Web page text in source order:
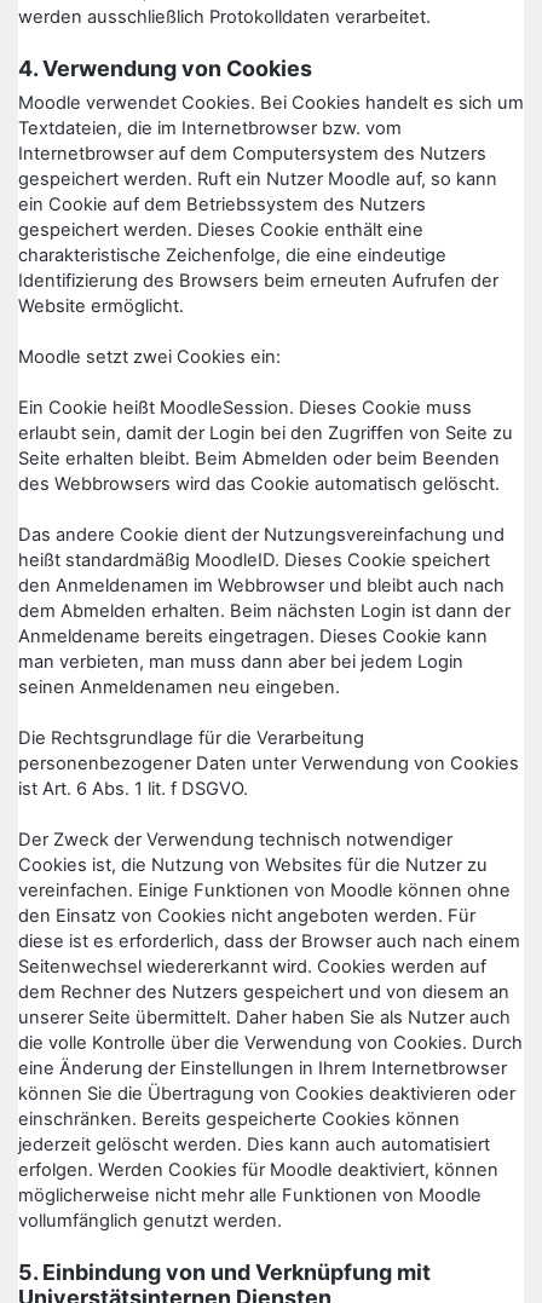
werden ausschließlich Protokolldaten verarbeitet.
4. Verwendung von Cookies
Moodle verwendet Cookies. Bei Cookies handelt es sich um
Textdateien, die im Internetbrowser bzw. vom
Internetbrowser auf dem Computersystem des Nutzers
gespeichert werden. Ruft ein Nutzer Moodle auf, so kann
ein Cookie auf dem Betriebssystem des Nutzers
gespeichert werden. Dieses Cookie enthält eine
charakteristische Zeichenfolge, die eine eindeutige
Identifizierung des Browsers beim erneuten Aufrufen der
Website ermöglicht.
Moodle setzt zwei Cookies ein:
Ein Cookie heißt MoodleSession. Dieses Cookie muss
erlaubt sein, damit der Login bei den Zugriffen von Seite zu
Seite erhalten bleibt. Beim Abmelden oder beim Beenden
des Webbrowsers wird das Cookie automatisch gelöscht.
Das andere Cookie dient der Nutzungsvereinfachung und
heißt standardmäßig MoodleID. Dieses Cookie speichert
den Anmeldenamen im Webbrowser und bleibt auch nach
dem Abmelden erhalten. Beim nächsten Login ist dann der
Anmeldename bereits eingetragen. Dieses Cookie kann
man verbieten, man muss dann aber bei jedem Login
seinen Anmeldenamen neu eingeben.
Die Rechtsgrundlage für die Verarbeitung
personenbezogener Daten unter Verwendung von Cookies
ist Art. 6 Abs. 1 lit. f DSGVO.
Der Zweck der Verwendung technisch notwendiger
Cookies ist, die Nutzung von Websites für die Nutzer zu
vereinfachen. Einige Funktionen von Moodle können ohne
den Einsatz von Cookies nicht angeboten werden. Für
diese ist es erforderlich, dass der Browser auch nach einem
Seitenwechsel wiedererkannt wird. Cookies werden auf
dem Rechner des Nutzers gespeichert und von diesem an
unserer Seite übermittelt. Daher haben Sie als Nutzer auch
die volle Kontrolle über die Verwendung von Cookies. Durch
eine Änderung der Einstellungen in Ihrem Internetbrowser
können Sie die Übertragung von Cookies deaktivieren oder
einschränken. Bereits gespeicherte Cookies können
jederzeit gelöscht werden. Dies kann auch automatisiert
erfolgen. Werden Cookies für Moodle deaktiviert, können
möglicherweise nicht mehr alle Funktionen von Moodle
vollumfänglich genutzt werden.
5. Einbindung von und Verknüpfung mit
Universtätsinternen Diensten